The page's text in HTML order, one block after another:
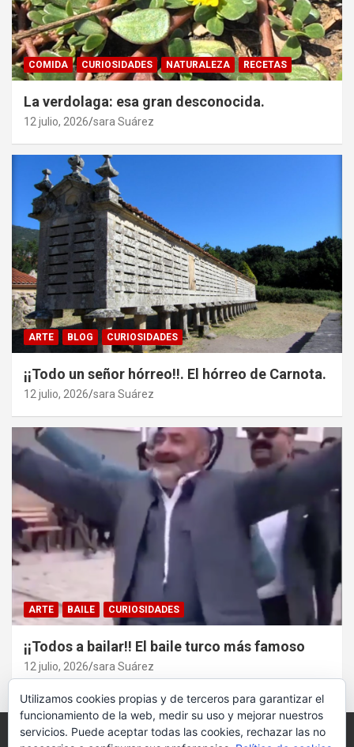
COMIDA CURIOSIDADES NATURALEZA RECETAS
La verdolaga: esa gran desconocida.
12 julio, 2026 sara Suárez
ARTE BLOG CURIOSIDADES
¡¡Todo un señor hórreo!!. El hórreo de Carnota.
12 julio, 2026 sara Suárez
ARTE BAILE CURIOSIDADES
¡¡Todos a bailar!! El baile turco más famoso
12 julio, 2026 sara Suárez
Utilizamos cookies propias y de terceros para garantizar el
funcionamiento de la web, medir su uso y mejorar nuestros
servicios. Puede aceptar todas las cookies, rechazar las no